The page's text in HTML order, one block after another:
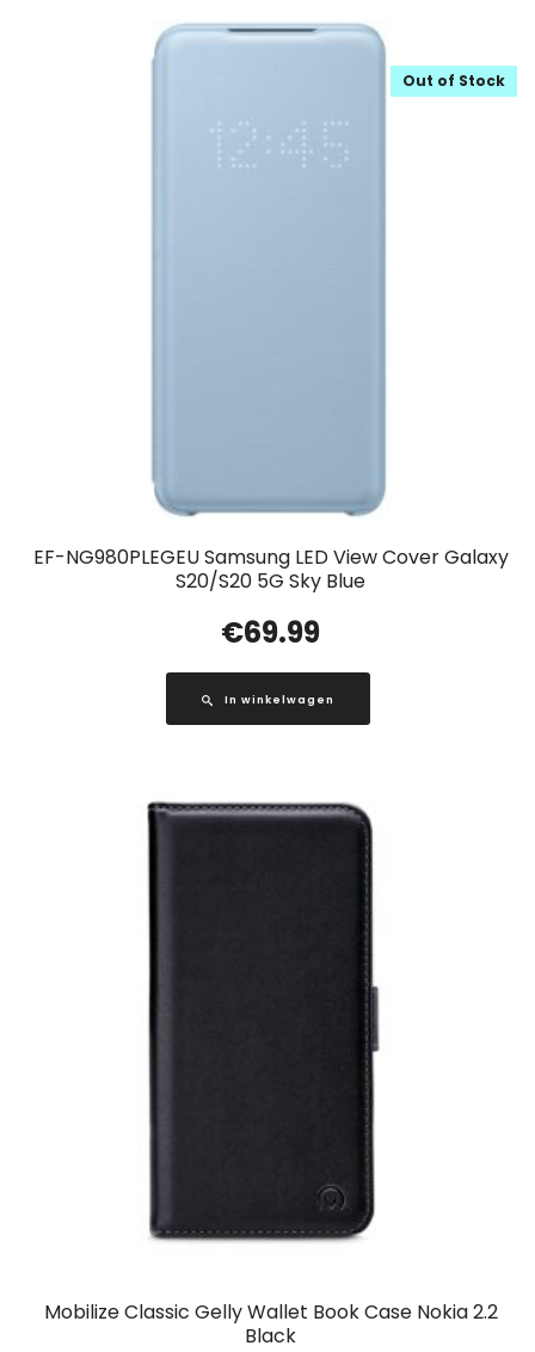
EF-NG980PLEGEU Samsung LED View Cover Galaxy
S20/S20 5G Sky Blue
Out of Stock
€69.99
In winkelwagen
Mobilize Classic Gelly Wallet Book Case Nokia 2.2
Black